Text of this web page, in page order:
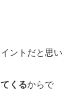
ントだと思い
くるからで